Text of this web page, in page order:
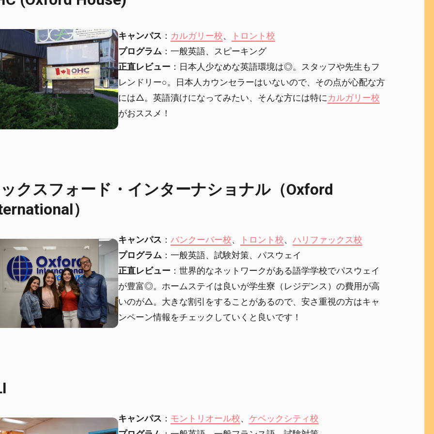
キャンパス ： カルガリー校、
トロント校
プログラム ：一般英語、スピーキング
正直レビュー：日本人少なめな英語環境は◎。スタッフや先生もフ
レンドリー○。日本人カウンセラーはいないので、その点が心配な方
には△。英語漬けになってみたい、そんな方には特にカルガリー校
がおススメ！
クスフォード・インターナショナル（Oxford
）
キャンパス ： バンクーバー校、 トロント校、 ハリファックス校
プログラム：一般英語、試験対策、パスウェイ
正直レビュー：世界的なネットワークがある語学学校でパスウェイ
が豊富◎。ホームステイは良いが学生寮（レジデンス）の費用が高
いのが△。大きな割引をすることがあるので、安さ重視の方はキャ
ンペーン情報をチェックしていくと良いです！
キャンパス ： モントリオール校、 ケベックシティ校